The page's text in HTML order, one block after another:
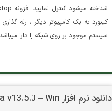
کیبورد به یک کامپیوتر دیگر ، رله
سیستم موجود بر روی شبکه را دارا
دانلود نرم افزار SystemTools Hyena v13.5.0 – Win